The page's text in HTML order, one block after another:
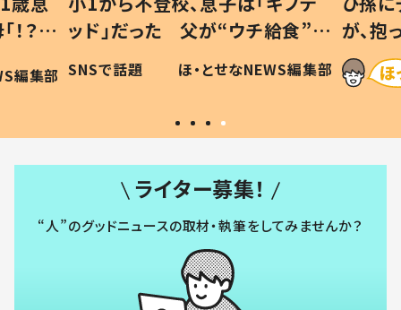
？」
編集部
ッド」だった 父が“ウチ給食”を
作り続ける理由とは #令和の親
#令和の子
SNSで話題 ほ・とせなNEWS編集部
が、
「涙が
い」
ライター募集！
“人”のグッドニュースの取材・執筆をしてみませんか？